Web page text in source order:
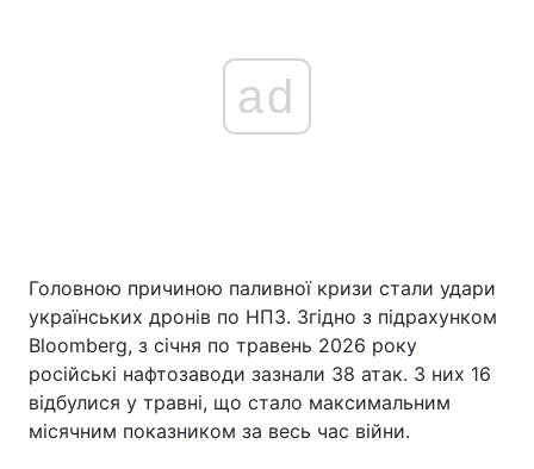
ad
Головною причиною паливної кризи стали удари
українських дронів по НПЗ. Згідно з підрахунком
Bloomberg, з січня по травень 2026 року
російські нафтозаводи зазнали 38 атак. З них 16
відбулися у травні, що стало максимальним
місячним показником за весь час війни.